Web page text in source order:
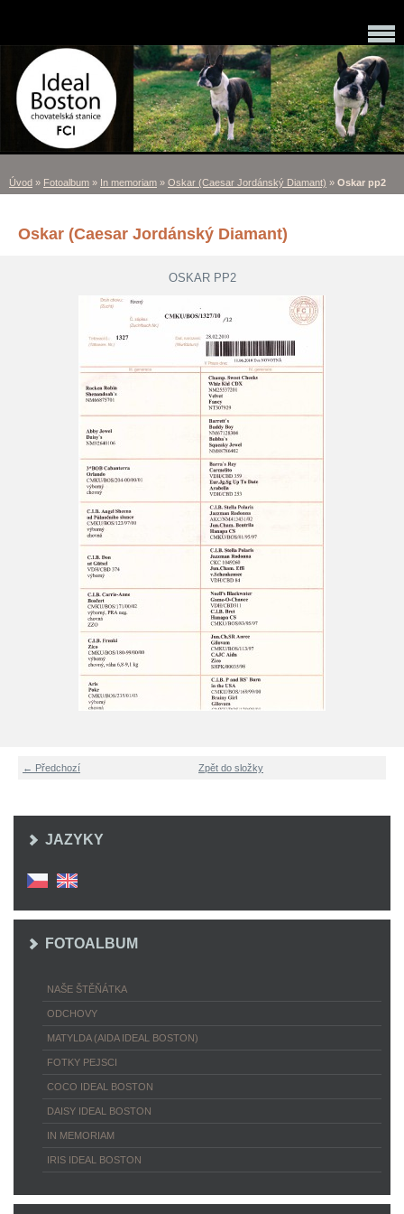
Úvod » Fotoalbum » In memoriam » Oskar (Caesar Jordánský Diamant) » Oskar pp2
Oskar (Caesar Jordánský Diamant)
OSKAR PP2
← Předchozí Zpět do složky
JAZYKY
FOTOALBUM
NAŠE ŠTĚŇÁTKA
ODCHOVY
MATYLDA (AIDA IDEAL BOSTON)
FOTKY PEJSCI
COCO IDEAL BOSTON
DAISY IDEAL BOSTON
IN MEMORIAM
IRIS IDEAL BOSTON